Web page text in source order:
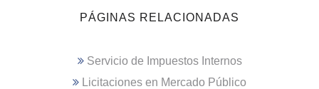
PÁGINAS RELACIONADAS
Servicio de Impuestos Internos
Licitaciones en Mercado Público